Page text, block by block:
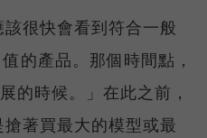
該很快會看到符合一般
的產品。那個時間點，
的時候。」在此之前，
著買最大的模型或最